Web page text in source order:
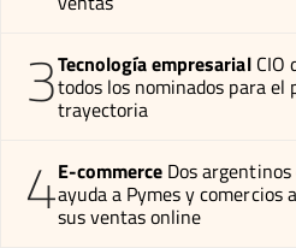
3Tecnología empresarial CIO
todos los nominados para el
trayectoria
4E-commerce Dos
ayuda a Pymes y comercios
sus ventas online